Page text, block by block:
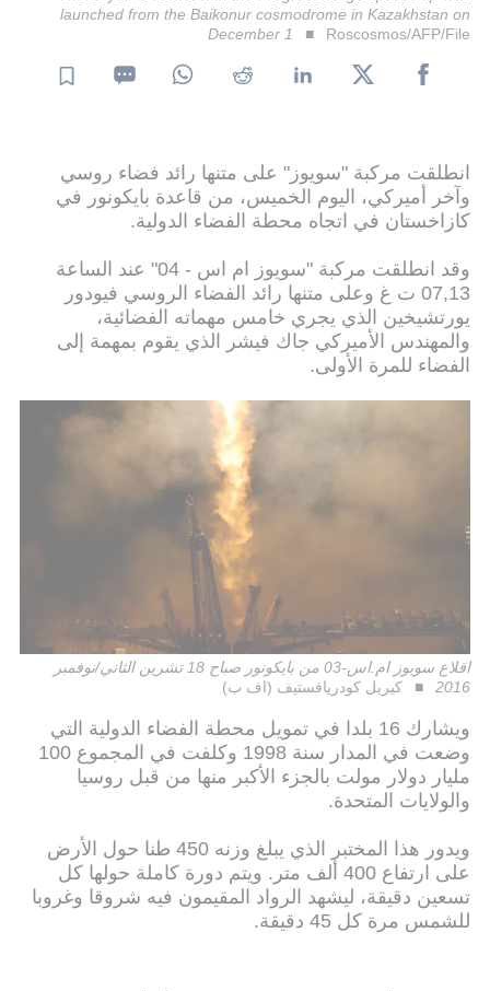
launched from the Baikonur cosmodrome in Kazakhstan on
December 1
Roscosmos/AFP/File
انطلقت مركبة "سويوز" على متنها رائد فضاء روسي
وآخر أميركي، اليوم الخميس، من قاعدة بايكونور في
كازاخستان في اتجاه محطة الفضاء الدولية.
وقد انطلقت مركبة "سويوز ام اس - 04" عند الساعة
07,13 ت غ وعلى متنها رائد الفضاء الروسي فيودور
يورتشيخين الذي يجري خامس مهماته الفضائية،
والمهندس الأميركي جاك فيشر الذي يقوم بمهمة إلى
الفضاء للمرة الأولى.
اقلاع سويوز ام.اس-03 من بايكونور صباح 18 تشرين الثاني/نوفمبر
2016
كيريل كودريافستيف (اف ب)
ويشارك 16 بلدا في تمويل محطة الفضاء الدولية التي
وضعت في المدار سنة 1998 وكلفت في المجموع 100
مليار دولار مولت بالجزء الأكبر منها من قبل روسيا
والولايات المتحدة.
ويدور هذا المختبر الذي يبلغ وزنه 450 طنا حول الأرض
على ارتفاع 400 ألف متر. ويتم دورة كاملة حولها كل
تسعين دقيقة، ليشهد الرواد المقيمون فيه شروقا وغروبا
للشمس مرة كل 45 دقيقة.